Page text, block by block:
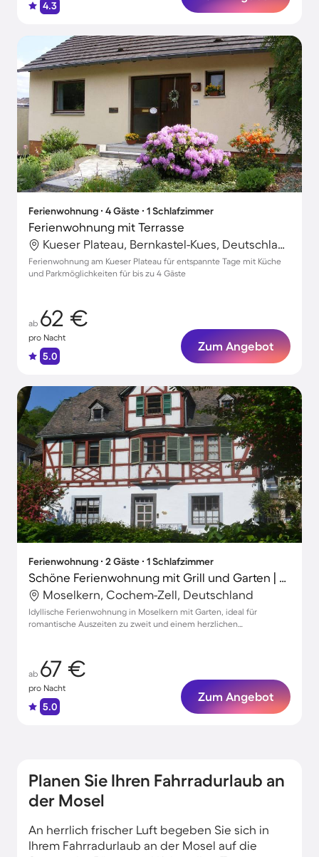
4.3
Ferienwohnung ∙ 4 Gäste ∙ 1 Schlafzimmer
Ferienwohnung mit Terrasse
Kueser Plateau, Bernkastel-Kues, Deutschland
Ferienwohnung am Kueser Plateau für entspannte Tage mit Küche
und Parkmöglichkeiten für bis zu 4 Gäste
ab 62 €
pro Nacht
5.0
Zum Angebot
Ferienwohnung ∙ 2 Gäste ∙ 1 Schlafzimmer
Schöne Ferienwohnung mit Grill und Garten | Haustiere sind willkommen
Moselkern, Cochem-Zell, Deutschland
Idyllische Ferienwohnung in Moselkern mit Garten, ideal für
romantische Auszeiten zu zweit und einem herzlichen
ab 67 €
pro Nacht
5.0
Zum Angebot
Planen Sie Ihren Fahrradurlaub an
der Mosel
An herrlich frischer Luft begeben Sie sich in
Ihrem Fahrradurlaub an der Mosel auf die